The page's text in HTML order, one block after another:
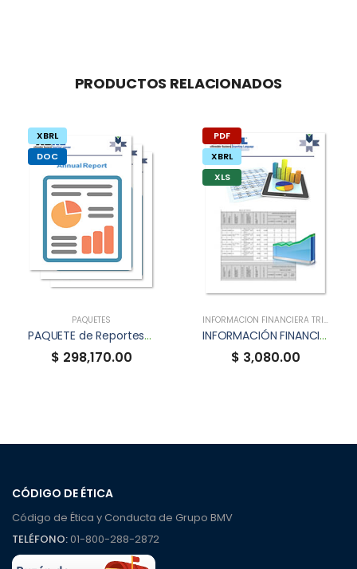
PRODUCTOS RELACIONADOS
XBRL
DOC
PAQUETES
PAQUETE de Reportes Anuales XBRL
$ 298,170.00
PDF
XBRL
XLS
INFORMACIÓN FINANCIERA TRIMESTRAL (XBRL)
INFORMACIÓN FINANCIERA TRIMESTRAL XBRL DE VINTE
$ 3,080.00
CÓDIGO DE ÉTICA
Código de Ética y Conducta de Grupo BMV
TELÉFONO:01-800-288-2872